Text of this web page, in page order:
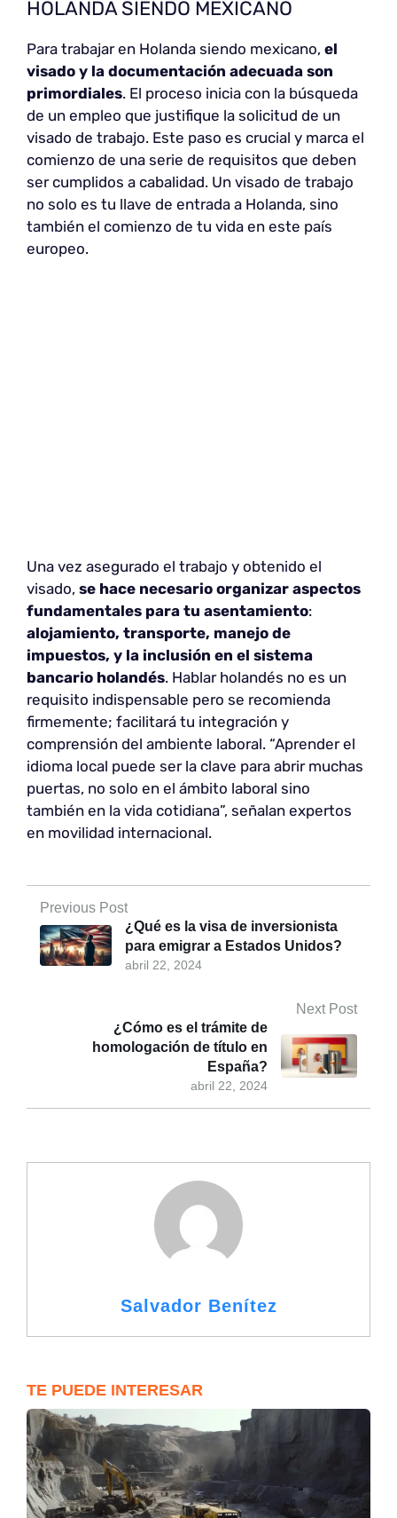
HOLANDA SIENDO MEXICANO
Para trabajar en Holanda siendo mexicano, el
visado y la documentación adecuada son
primordiales. El proceso inicia con la búsqueda
de un empleo que justifique la solicitud de un
visado de trabajo. Este paso es crucial y marca el
comienzo de una serie de requisitos que deben
ser cumplidos a cabalidad. Un visado de trabajo
no solo es tu llave de entrada a Holanda, sino
también el comienzo de tu vida en este país
europeo.
Una vez asegurado el trabajo y obtenido el
visado, se hace necesario organizar aspectos
fundamentales para tu asentamiento:
alojamiento, transporte, manejo de
impuestos, y la inclusión en el sistema
bancario holandés. Hablar holandés no es un
requisito indispensable pero se recomienda
firmemente; facilitará tu integración y
comprensión del ambiente laboral. “Aprender el
idioma local puede ser la clave para abrir muchas
puertas, no solo en el ámbito laboral sino
también en la vida cotidiana”, señalan expertos
en movilidad internacional.
Previous Post
abril 22, 2024
¿Qué es la visa de inversionista
para emigrar a Estados Unidos?
Next Post
abril 22, 2024
¿Cómo es el trámite de
homologación de título en
España?
Salvador Benítez
TE PUEDE INTERESAR